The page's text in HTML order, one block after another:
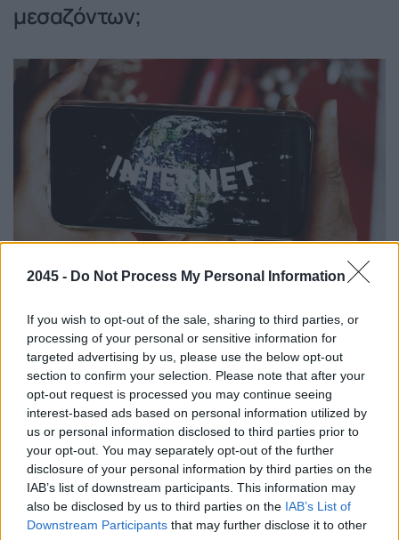
2045 - Do Not Process My Personal Information
If you wish to opt-out of the sale, sharing to third parties, or
processing of your personal or sensitive information for
targeted advertising by us, please use the below opt-out
section to confirm your selection. Please note that after your
opt-out request is processed you may continue seeing
interest-based ads based on personal information utilized by
us or personal information disclosed to third parties prior to
your opt-out. You may separately opt-out of the further
disclosure of your personal information by third parties on the
IAB’s list of downstream participants. This information may
also be disclosed by us to third parties on the IAB’s List of
Downstream Participants that may further disclose it to other
μεσαζόντων;
Αρχικά η χαρά όλων μας ήταν μεγάλη. Ξαφνικά
μπορούσαμε να προμηθευτούμε οτιδήποτε από
οποιονδήποτε – και μάλιστα, σε καλύτερη τιμή,
αφού το κόστος των μεσαζόντων εξαφανίστηκε
μέσα σε μια νύχτα. Φάνηκε τότε ότι το κέρδος μας
θα ήταν διπλό: Όχι μόνο οικονομικό αλλά και
προσωπικό, με την έννοια ότι δεν θα επέλεγαν
πια άλλοι για εμάς. Καθένας θα μπορούσε να